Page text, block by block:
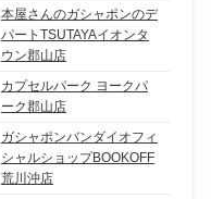
本屋さんのガシャポンのデ
パートTSUTAYAイオンタ
ウン郡山店
カプセルパーク ヨークパ
ーク郡山店
ガシャポンバンダイオフィ
シャルショップBOOKOFF
荒川沖店